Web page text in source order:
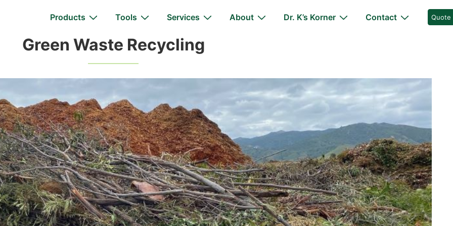
Navigation
Products Tools Services About Dr. K’s Korner Contact Quote
Green Waste Recycling